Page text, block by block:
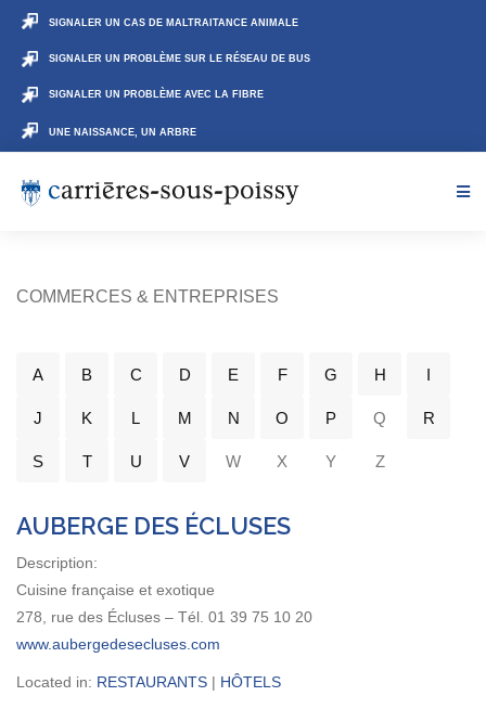
SIGNALER UN CAS DE MALTRAITANCE ANIMALE
SIGNALER UN PROBLÈME SUR LE RÉSEAU DE BUS
SIGNALER UN PROBLÈME AVEC LA FIBRE
UNE NAISSANCE, UN ARBRE
COMMERCES & ENTREPRISES
A B C D E F G H I
J K L M N O P Q R
S T U V W X Y Z
AUBERGE DES ÉCLUSES
Description:
Cuisine française et exotique
278, rue des Écluses – Tél. 01 39 75 10 20
www.aubergedesecluses.com
Located in: RESTAURANTS | HÔTELS